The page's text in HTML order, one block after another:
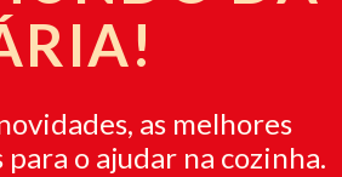
as melhores
o ajudar na cozinha.